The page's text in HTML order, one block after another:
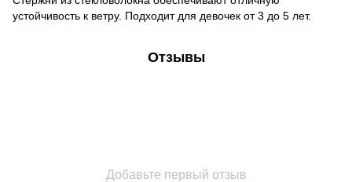
устойчивость к ветру. Подходит для девочек от 3 до 5 лет.
Отзывы
Добавьте первый отзыв